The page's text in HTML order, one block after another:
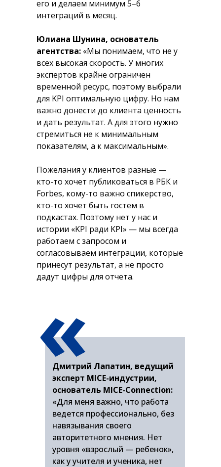
его и делаем минимум 5–6
интеграций в месяц.
Юлиана Шунина, основатель
агентства: «Мы понимаем, что не у
всех высокая скорость. У многих
экспертов крайне ограничен
временной ресурс, поэтому выбрали
для KPI оптимальную цифру. Но нам
важно донести до клиента ценность
и дать результат. А для этого нужно
стремиться не к минимальным
показателям, а к максимальным».
Пожелания у клиентов разные —
кто-то хочет публиковаться в РБК и
Forbes, кому-то важно спикерство,
кто-то хочет быть гостем в
подкастах. Поэтому нет у нас и
истории «KPI ради KPI» — мы всегда
работаем с запросом и
согласовываем интеграции, которые
принесут результат, а не просто
дадут цифры для отчета.
Дмитрий Лапатин, ведущий
эксперт MICE-индустрии,
основатель MICE-Сonnection:
«Для меня важно, что работа
ведется профессионально, без
навязывания своего
авторитетного мнения. Нет
уровня «взрослый — ребенок»,
как у учителя и ученика, нет
«